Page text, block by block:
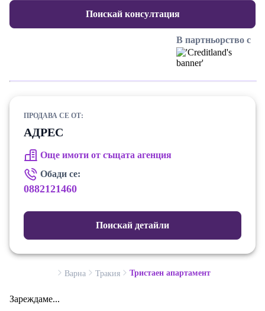
Поискай консултация
В партньорство с
ПРОДАВА СЕ ОТ:
АДРЕС
Още имоти от същата агенция
Обади се:
0882121460
Поискай детайли
Варна Тракия Тристаен апартамент
Зареждаме...